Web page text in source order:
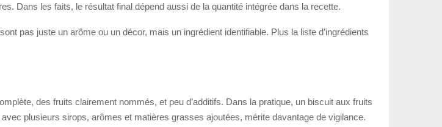
Dans les faits, le résultat final dépend aussi de la quantité intégrée dans la recette.
pas juste un arôme ou un décor, mais un ingrédient identifiable. Plus la liste d’ingrédients
des fruits clairement nommés, et peu d’additifs. Dans la pratique, un biscuit aux fruits
plusieurs sirops, arômes et matières grasses ajoutées, mérite davantage de vigilance.